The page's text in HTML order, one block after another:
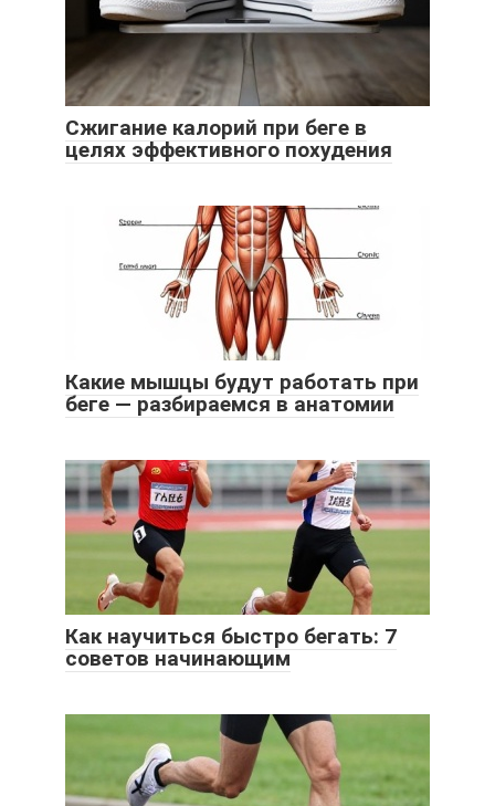
Сжигание калорий при беге в
целях эффективного похудения
Какие мышцы будут работать при
беге — разбираемся в анатомии
Как научиться быстро бегать: 7
советов начинающим